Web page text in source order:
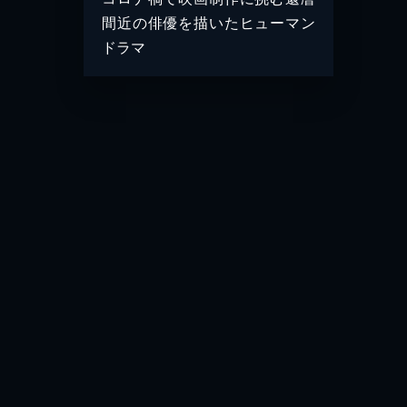
間近の俳優を描いたヒューマン
ドラマ